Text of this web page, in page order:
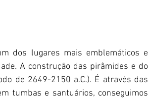
dos lugares mais emblemáticos e
A construção das pirâmides e do
de 2649-2150 a.C.). É através das
tumbas e santuários, conseguimos